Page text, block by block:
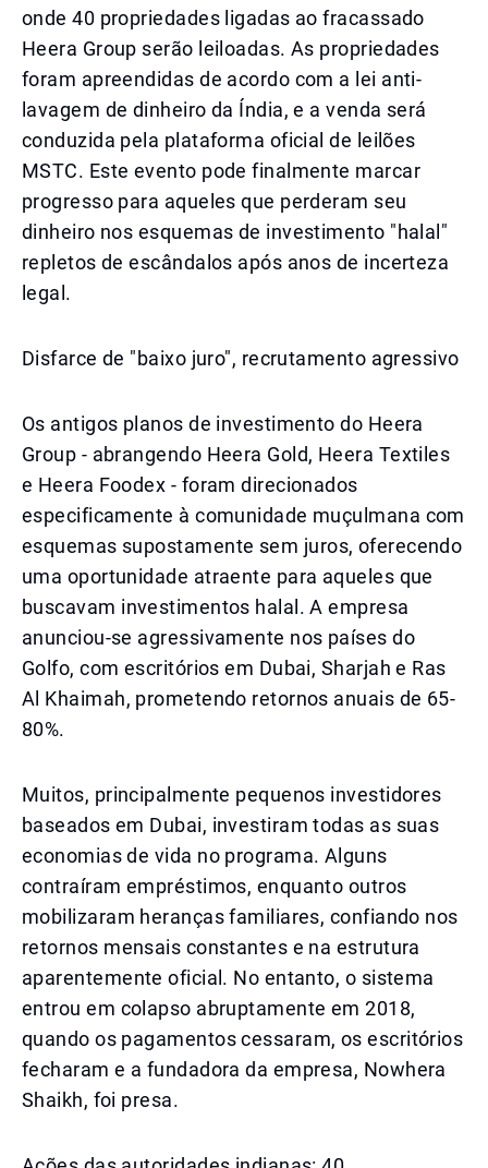
onde 40 propriedades ligadas ao fracassado
Heera Group serão leiloadas. As propriedades
foram apreendidas de acordo com a lei anti-
lavagem de dinheiro da Índia, e a venda será
conduzida pela plataforma oficial de leilões
MSTC. Este evento pode finalmente marcar
progresso para aqueles que perderam seu
dinheiro nos esquemas de investimento "halal"
repletos de escândalos após anos de incerteza
legal.
Disfarce de "baixo juro", recrutamento agressivo
Os antigos planos de investimento do Heera
Group - abrangendo Heera Gold, Heera Textiles
e Heera Foodex - foram direcionados
especificamente à comunidade muçulmana com
esquemas supostamente sem juros, oferecendo
uma oportunidade atraente para aqueles que
buscavam investimentos halal. A empresa
anunciou-se agressivamente nos países do
Golfo, com escritórios em Dubai, Sharjah e Ras
Al Khaimah, prometendo retornos anuais de 65-
80%.
Muitos, principalmente pequenos investidores
baseados em Dubai, investiram todas as suas
economias de vida no programa. Alguns
contraíram empréstimos, enquanto outros
mobilizaram heranças familiares, confiando nos
retornos mensais constantes e na estrutura
aparentemente oficial. No entanto, o sistema
entrou em colapso abruptamente em 2018,
quando os pagamentos cessaram, os escritórios
fecharam e a fundadora da empresa, Nowhera
Shaikh, foi presa.